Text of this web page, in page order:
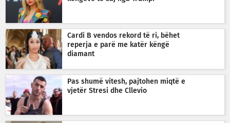
Cardi B vendos rekord të ri, bëhet
reperja e parë me katër këngë
diamant
Pas shumë vitesh, pajtohen miqtë e
vjetër Stresi dhe Cllevio